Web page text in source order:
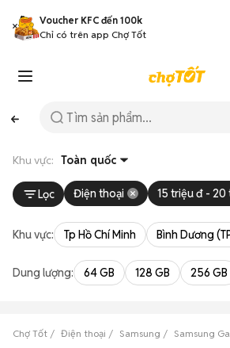
Voucher KFC đến 100k
Chỉ có trên app Chợ Tốt
Khu vực: Toàn quốc
Lọc Điện thoại 15 triệu đ - 20
Khu vực: Tp Hồ Chí Minh Bình Dương
Dung lượng: 64 GB 128 GB 256 GB
Chợ Tốt Điện thoại Samsung Samsung